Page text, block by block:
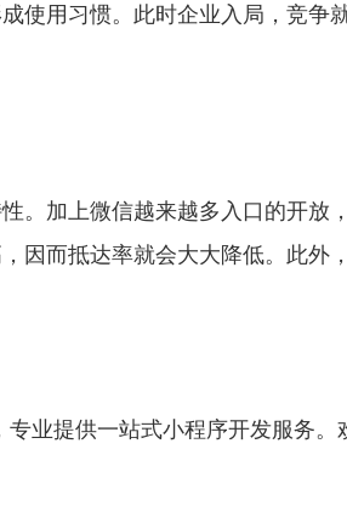
使用习惯。此时企业入局，竞争就
。加上微信越来越多入口的开放
因而抵达率就会大大降低。此外
业提供一站式小程序开发服务